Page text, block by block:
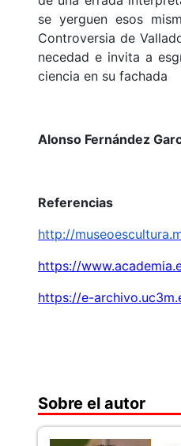
se yerguen esos
Controversia de
necedad e invita a
ciencia en su fachada
Alonso Fernández
Referencias
http://
https://
https://e-
Sobre el autor